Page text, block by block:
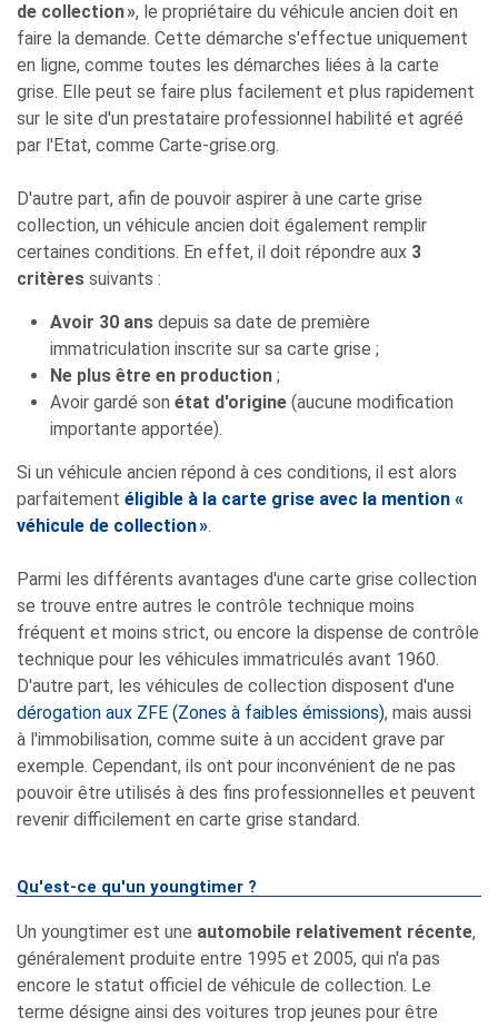
de collection », le propriétaire du véhicule ancien doit en
faire la demande. Cette démarche s'effectue uniquement
en ligne, comme toutes les démarches liées à la carte
grise. Elle peut se faire plus facilement et plus rapidement
sur le site d'un prestataire professionnel habilité et agréé
par l'Etat, comme Carte-grise.org.
D'autre part, afin de pouvoir aspirer à une carte grise
collection, un véhicule ancien doit également remplir
certaines conditions. En effet, il doit répondre aux 3
critères suivants :
Avoir 30 ans depuis sa date de première
immatriculation inscrite sur sa carte grise ;
Ne plus être en production ;
Avoir gardé son état d'origine (aucune modification
importante apportée).
Si un véhicule ancien répond à ces conditions, il est alors
parfaitement éligible à la carte grise avec la mention «
véhicule de collection ».
Parmi les différents avantages d'une carte grise collection
se trouve entre autres le contrôle technique moins
fréquent et moins strict, ou encore la dispense de contrôle
technique pour les véhicules immatriculés avant 1960.
D'autre part, les véhicules de collection disposent d'une
dérogation aux ZFE (Zones à faibles émissions), mais aussi
à l'immobilisation, comme suite à un accident grave par
exemple. Cependant, ils ont pour inconvénient de ne pas
pouvoir être utilisés à des fins professionnelles et peuvent
revenir difficilement en carte grise standard.
Qu'est-ce qu'un youngtimer ?
Un youngtimer est une automobile relativement récente,
généralement produite entre 1995 et 2005, qui n'a pas
encore le statut officiel de véhicule de collection. Le
terme désigne ainsi des voitures trop jeunes pour être